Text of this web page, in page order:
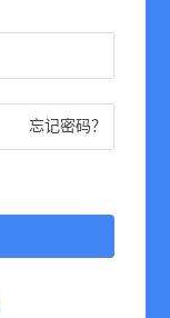
忘记密码？